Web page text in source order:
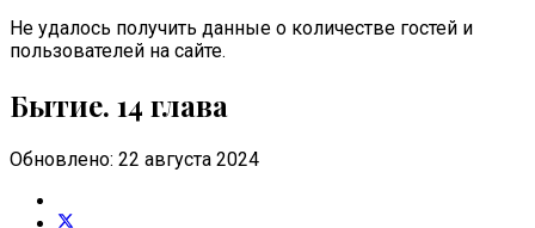
Не удалось получить данные о количестве гостей и
пользователей на сайте.
Бытие. 14 глава
Обновлено: 22 августа 2024